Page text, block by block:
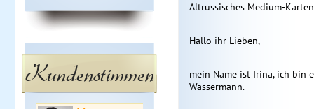
Kundenstimmen
Altrussisches Medium-
Hallo ihr Lieben,
mein Name ist Irina, ich bin
Wassermann.